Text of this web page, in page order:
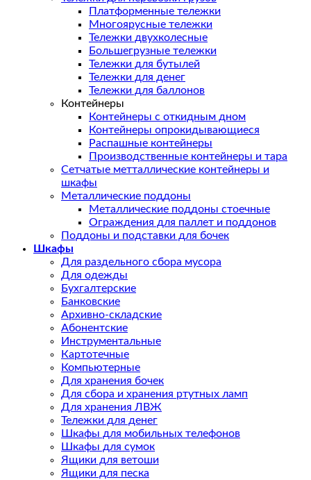
Платформенные тележки
Многоярусные тележки
Тележки двухколесные
Большегрузные тележки
Тележки для бутылей
Тележки для денег
Тележки для баллонов
Контейнеры
Контейнеры с откидным дном
Контейнеры опрокидывающиеся
Распашные контейнеры
Производственные контейнеры и тара
Сетчатые метталлические контейнеры и
шкафы
Металлические поддоны
Металлические поддоны стоечные
Ограждения для паллет и поддонов
Поддоны и подставки для бочек
Шкафы
Для раздельного сбора мусора
Для одежды
Бухгалтерские
Банковские
Архивно-складские
Абонентские
Инструментальные
Картотечные
Компьютерные
Для хранения бочек
Для сбора и хранения ртутных ламп
Для хранения ЛВЖ
Тележки для денег
Шкафы для мобильных телефонов
Шкафы для сумок
Ящики для ветоши
Ящики для песка